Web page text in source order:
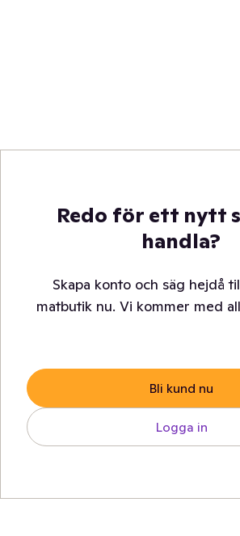
Redo för ett nytt
handla?
Skapa konto och säg hejdå
matbutik nu. Vi kommer med
Bli kund nu
Logga in